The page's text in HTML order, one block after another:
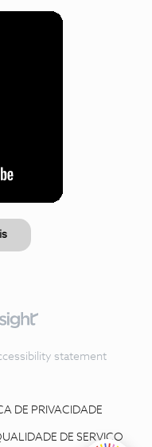
statement
DE PRIVACIDADE
DE SERVIÇO